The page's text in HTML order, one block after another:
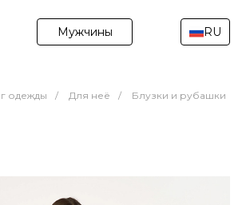
Мужчины RU
одежды / Для неё /
Блузки и рубашки